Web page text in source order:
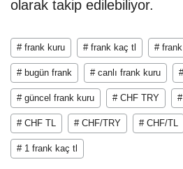
olarak takip edilebiliyor.
# frank kuru # frank kaç tl #
# bugün frank # canlı frank kuru
# güncel frank kuru # CHF TRY
# CHF TL # CHF/TRY # CHF/TL
# 1 frank kaç tl